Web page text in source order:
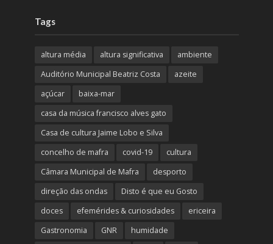
Tags
altura média altura significativa
ambiente
Auditório Municipal Beatriz Costa
azeite
açúcar
baixa-mar
casa da música francisco alves gato
Casa de cultura Jaime Lobo e Silva
concelho de mafra
covid-19
cultura
Câmara Municipal de Mafra
desporto
direção das ondas
Disto é que eu Gosto
doces
efemérides & curiosidades
ericeira
Gastronomia
GNR
humidade